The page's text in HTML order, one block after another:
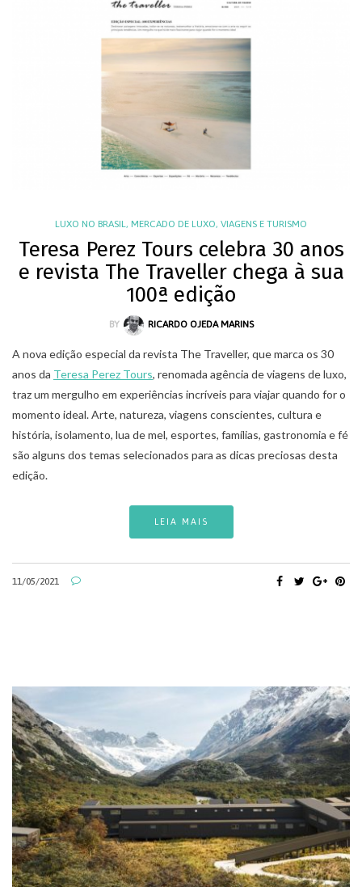
LUXO NO BRASIL, MERCADO DE LUXO, VIAGENS E TURISMO
Teresa Perez Tours celebra 30 anos
e revista The Traveller chega à sua
100ª edição
BY RICARDO OJEDA MARINS
A nova edição especial da revista The Traveller, que marca os 30
anos da Teresa Perez Tours, renomada agência de viagens de luxo,
traz um mergulho em experiências incríveis para viajar quando for o
momento ideal. Arte, natureza, viagens conscientes, cultura e
história, isolamento, lua de mel, esportes, famílias, gastronomia e fé
são alguns dos temas selecionados para as dicas preciosas desta
edição.
LEIA MAIS
11/05/2021